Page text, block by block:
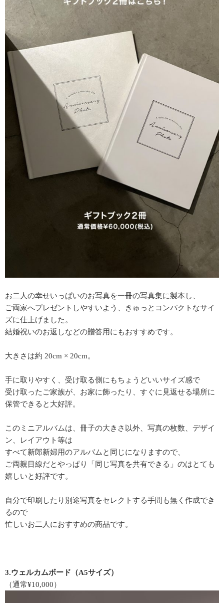
お二人の幸せいっぱいのお写真を一冊の写真集に製本し、
ご両家へプレゼントしやすいよう、きゅっとコンパクトなサイ
ズに仕上げました。
結婚祝いのお返しなどの贈答用にもおすすめです。
大きさは約 20cm × 20cm。
手に取りやすく、受け取る側にもちょうどいいサイズ感で
受け取ったご家族が、お家に飾ったり、すぐに見返せる場所に
保管できると大好評。
このミニアルバムは、冊子の大きさ以外、写真の枚数、デザイ
ン、レイアウト等は
すべて新郎新婦用のアルバムと同じになりますので、
ご両親目線だとやっぱり「同じ写真を共有できる」のはとても
嬉しいと好評です。
自分で印刷したり別途写真をセレクトする手間も無く作成でき
るので
忙しいお二人におすすめの商品です。
3.ウェルカムボード（A5サイズ）
（通常¥10,000）